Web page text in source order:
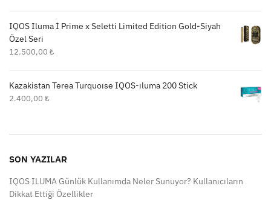
700,00 ₺.
IQOS Iluma İ Prime x Seletti Limited Edition Gold-Siyah
Özel Seri
12.500,00 ₺
Kazakistan Terea Turquoıse IQOS-ıluma 200 Stick
2.400,00 ₺
SON YAZILAR
IQOS ILUMA Günlük Kullanımda Neler Sunuyor? Kullanıcıların
Dikkat Ettiği Özellikler